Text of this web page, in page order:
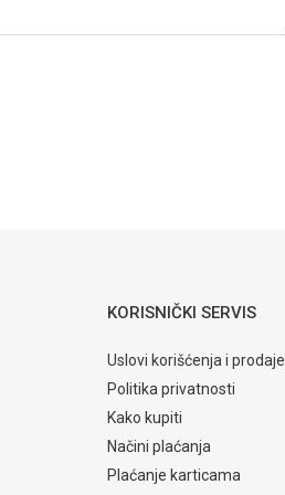
KOMPLET J-
KORISNIČKI SERVIS
Uslovi korišćenja i prodaje
Politika privatnosti
Kako kupiti
Načini plaćanja
Plaćanje karticama